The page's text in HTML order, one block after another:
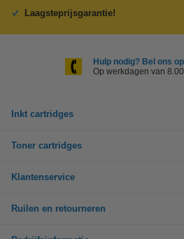
Laagsteprijsgarantie!
Hulp nodig? Bel ons
Op werkdagen van
Inkt cartridges
Toner cartridges
Klantenservice
Ruilen en retourneren